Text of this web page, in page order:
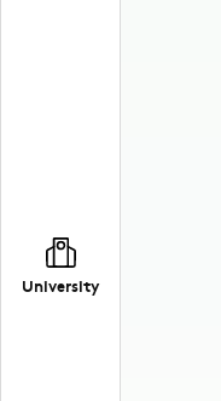
University